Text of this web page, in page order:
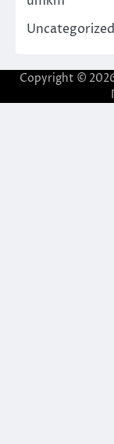
Uncategorized
Copyright ©